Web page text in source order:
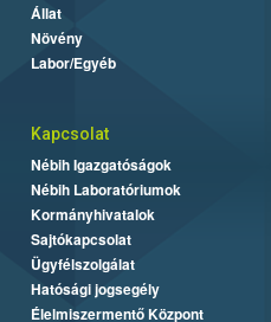
Állat
Növény
Labor/Egyéb
Kapcsolat
Nébih Igazgatóságok
Nébih Laboratóriumok
Kormányhivatalok
Sajtókapcsolat
Ügyfélszolgálat
Hatósági jogsegély
Élelmiszermentő Központ